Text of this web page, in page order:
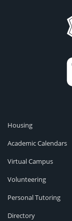
Housing
Academic Calendars
Virtual Campus
Volunteering
Personal Tutoring
Directory